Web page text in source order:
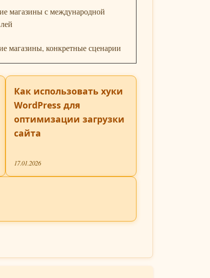
магазины с международной
магазины, конкретные сценарии
Как использовать хуки
WordPress для
оптимизации загрузки
сайта
17.01.2026